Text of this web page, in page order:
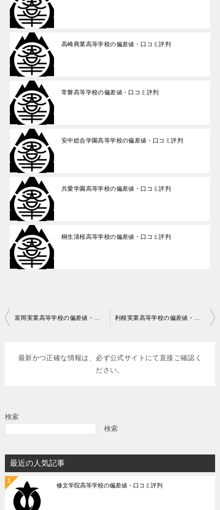
高崎商業高等学校の偏差値・口コミ評判
常磐高等学校の偏差値・口コミ評判
安中総合学園高等学校の偏差値・口コミ評判
共愛学園高等学校の偏差値・口コミ評判
桐生清桜高等学校の偏差値・口コミ評判
投
ョ
富岡実業高等学校の偏差値・口コミ評判 利根実業高等学校の偏差値・口コミ評判
最新かつ正確な情報は、必ず公式サイトにて直接ご確認く
ださい。
検索
検索
最近の人気記事
修文学院高等学校の偏差値・口コミ評判